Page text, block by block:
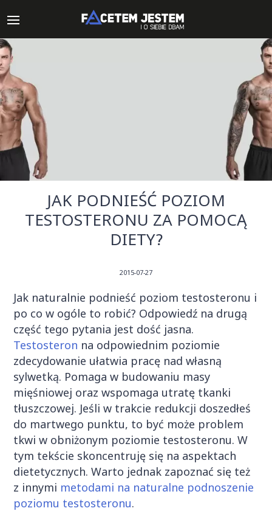
JAK PODNIEŚĆ POZIOM
TESTOSTERONU ZA POMOCĄ
DIETY?
2015-07-27
Jak naturalnie podnieść poziom testosteronu i
po co w ogóle to robić? Odpowiedź na drugą
część tego pytania jest dość jasna.
Testosteron na odpowiednim poziomie
zdecydowanie ułatwia pracę nad własną
sylwetką. Pomaga w budowaniu masy
mięśniowej oraz wspomaga utratę tkanki
tłuszczowej. Jeśli w trakcie redukcji doszedłeś
do martwego punktu, to być może problem
tkwi w obniżonym poziomie testosteronu. W
tym tekście skoncentruję się na aspektach
dietetycznych. Warto jednak zapoznać się też
z innymi metodami na naturalne podnoszenie
poziomu testosteronu.